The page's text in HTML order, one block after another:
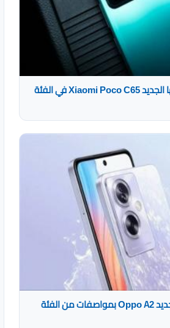
شاومي تطلق هاتفها الجديد Xiaomi Poco C65 في الفئة
أوبو تطلق هاتفها الجديد Oppo A2 بمواصفات من الفئة